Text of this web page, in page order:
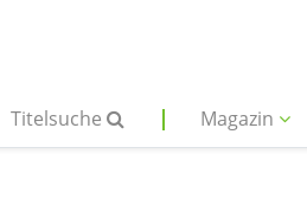
Titelsuche Magazin